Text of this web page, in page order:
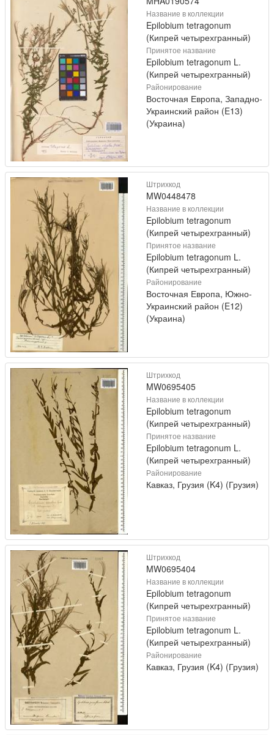
Название в коллекции
Epilobium tetragonum
(Кипрей четырехгранный)
Принятое название
Epilobium tetragonum L.
(Кипрей четырехгранный)
Районирование
Восточная Европа, Западно-
Украинский район (E13)
(Украина)
Штрихкод
MW0448478
Название в коллекции
Epilobium tetragonum
(Кипрей четырехгранный)
Принятое название
Epilobium tetragonum L.
(Кипрей четырехгранный)
Районирование
Восточная Европа, Южно-
Украинский район (E12)
(Украина)
Штрихкод
MW0695405
Название в коллекции
Epilobium tetragonum
(Кипрей четырехгранный)
Принятое название
Epilobium tetragonum L.
(Кипрей четырехгранный)
Районирование
Кавказ, Грузия (K4) (Грузия)
Штрихкод
MW0695404
Название в коллекции
Epilobium tetragonum
(Кипрей четырехгранный)
Принятое название
Epilobium tetragonum L.
(Кипрей четырехгранный)
Районирование
Кавказ, Грузия (K4) (Грузия)